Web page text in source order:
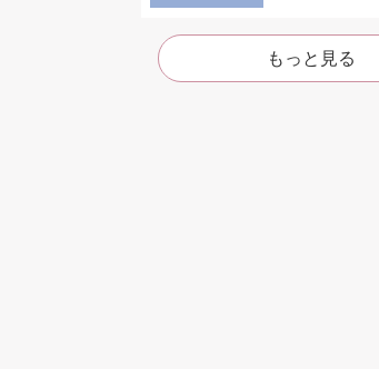
た
もっと見る